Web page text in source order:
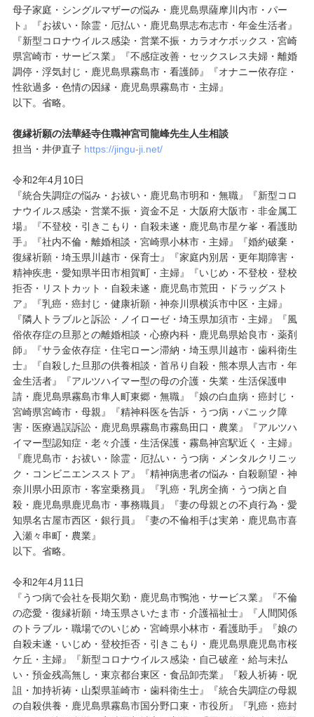
母子家庭・シングルマザーの悩み・鹿児島県薩摩川内市・パー
ト』『お祓い・除霊・厄払い・鹿児島県志布志市・年金生活者』
『新型コロナウイルス感染・営業不振・カラオケボックス・宮崎
県宮崎市・サービス業』『不感症改善・セックスレス夫婦・離婚
調停・浮気封じ・鹿児島県霧島市・看護師』『オナニー依存症・
性欲過多・色情の因縁・鹿児島県霧島市・主婦』
以下。省略。
復縁祈願の法華経寺住職神宮司龍峰先生人生相談
担当・井伊直子 https://jingu-ji.net/
令和2年4月10日
『統合失調症の悩み・お祓い・鹿児島市明和・無職』『新型コロ
ナウイルス感染・営業不振・資金不足・大阪府大阪市・非金属工
場』『不登校・引きこもり・自殺未遂・鹿児島市星ケ峯・看護助
手』『社内不倫・離婚相談・宮崎県小林市・主婦』『婚約破棄・
復縁祈願・埼玉県川越市・保育士』『家庭内別居・更年期障害・
精神疾患・愛知県半田市相賀町・主婦』『いじめ・不登校・登校
拒否・リストカット・自殺未遂・鹿児島市荒田・ドラッグスト
ア』『乳癌・癌封じ・健康祈願・神奈川県横浜市中区・主婦』
『隣人トラブルと訴訟・ノイローゼ・埼玉県加須市・主婦』『風
俗依存症の旦那との離婚相談・心療内科・鹿児島県姶良市・薬剤
師』『サラ金依存症・住宅ローン滞納・埼玉県川越市・歯科衛生
士』『自殺した旦那の供養相談・首吊り自殺・熊本県人吉市・年
金生活者』『アルツハイマー型の母の介護・失業・生活保護申
請・鹿児島県霧島市隼人町東郷・無職』『娘の白血病・癌封じ・
宮崎県宮崎市・母親』『精神科医を告訴・うつ病・パニック障
害・医療過誤訴訟・鹿児島県霧島市霧島田口・農業』『アルツハ
イマー型認知症・老々介護・生活保護・霧島神宮駅近く・主婦』
『鹿児島市・お祓い・除霊・厄払い・うつ病・メンタルクリニッ
ク・コンビニエンスストア』『精神病患者の悩み・自殺願望・神
奈川県小田原市・客室乗務員』『乳癌・乳房全摘・うつ病と自
殺・鹿児島県鹿児島市・事務職員』『妻の母親との不貞行為・愛
知県名古屋市西区・銀行員』『妻の不倫相手は実弟・鹿児島市喜
入瀬々串町・農業』
以下。省略。
令和2年4月11日
『うつ病で会社を長期欠勤・鹿児島市鴨池・サービス業』『不倫
の恋愛・復縁祈願・埼玉県さいたま市・介護福祉士』『人間関係
のトラブル・職場でのいじめ・宮崎県小林市・看護助手』『娘の
自殺未遂・いじめ・登校拒否・引きこもり・鹿児島県鹿児島市桜
ケ丘・主婦』『新型コロナウイルス感染・自己破産・給与未払
い・預金残高無し・東京都台東区・食品卸売業』『殺人祈祷・呪
詛・加持祈祷・山梨県韮崎市・歯科衛生士』『統合失調症の母親
の自殺供養・鹿児島県霧島市国分野口東・市役所』『乳癌・癌封